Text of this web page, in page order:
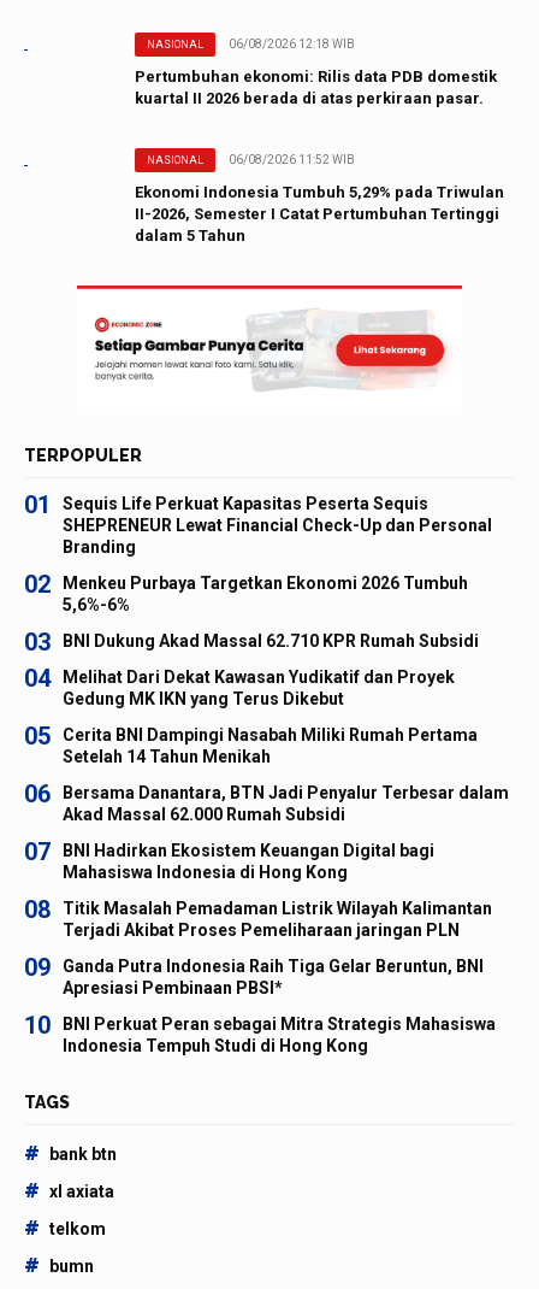
NASIONAL 06/08/2026 12:18 WIB
Pertumbuhan ekonomi: Rilis data PDB domestik
kuartal II 2026 berada di atas perkiraan pasar.
NASIONAL 06/08/2026 11:52 WIB
Ekonomi Indonesia Tumbuh 5,29% pada Triwulan
II-2026, Semester I Catat Pertumbuhan Tertinggi
dalam 5 Tahun
TERPOPULER
01
Sequis Life Perkuat Kapasitas Peserta Sequis
SHEPRENEUR Lewat Financial Check-Up dan Personal
Branding
02
Menkeu Purbaya Targetkan Ekonomi 2026 Tumbuh
5,6%-6%
03 BNI Dukung Akad Massal 62.710 KPR Rumah Subsidi
04
Melihat Dari Dekat Kawasan Yudikatif dan Proyek
Gedung MK IKN yang Terus Dikebut
05
Cerita BNI Dampingi Nasabah Miliki Rumah Pertama
Setelah 14 Tahun Menikah
06
Bersama Danantara, BTN Jadi Penyalur Terbesar dalam
Akad Massal 62.000 Rumah Subsidi
07
BNI Hadirkan Ekosistem Keuangan Digital bagi
Mahasiswa Indonesia di Hong Kong
08
Titik Masalah Pemadaman Listrik Wilayah Kalimantan
Terjadi Akibat Proses Pemeliharaan jaringan PLN
09
Ganda Putra Indonesia Raih Tiga Gelar Beruntun, BNI
Apresiasi Pembinaan PBSI*
10
BNI Perkuat Peran sebagai Mitra Strategis Mahasiswa
Indonesia Tempuh Studi di Hong Kong
TAGS
# bank btn
# xl axiata
# telkom
# bumn